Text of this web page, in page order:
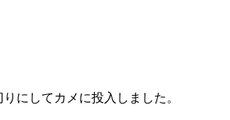
にしてカメに投入しました。